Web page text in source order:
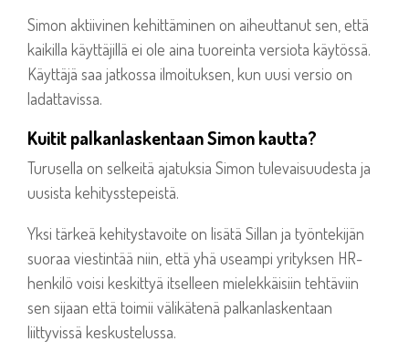
Simon aktiivinen kehittäminen on aiheuttanut sen, että
kaikilla käyttäjillä ei ole aina tuoreinta versiota käytössä.
Käyttäjä saa jatkossa ilmoituksen, kun uusi versio on
ladattavissa.
Kuitit palkanlaskentaan Simon kautta?
Turusella on selkeitä ajatuksia Simon tulevaisuudesta ja
uusista kehitysstepeistä.
Yksi tärkeä kehitystavoite on lisätä Sillan ja työntekijän
suoraa viestintää niin, että yhä useampi yrityksen HR-
henkilö voisi keskittyä itselleen mielekkäisiin tehtäviin
sen sijaan että toimii välikätenä palkanlaskentaan
liittyvissä keskustelussa.